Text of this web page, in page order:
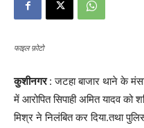
फाइल फ़ोटो
कुशीनगर: जटहा बाजार थाने के
में आरोपित सिपाही अमित यादव को
मिश्र ने निलंबित कर दिया.तथा